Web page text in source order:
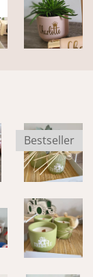
Bestseller